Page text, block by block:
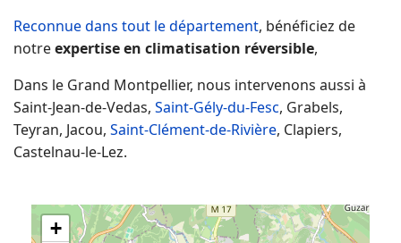
+
Reconnue dans tout le département, bénéficiez de
notreexpertise en climatisation réversible,
Dans le Grand Montpellier, nous intervenons aussi à
Saint-Jean-de-Vedas, Saint-Gély-du-Fesc, Grabels,
Teyran, Jacou, Saint-Clément-de-Rivière, Clapiers,
Castelnau-le-Lez.